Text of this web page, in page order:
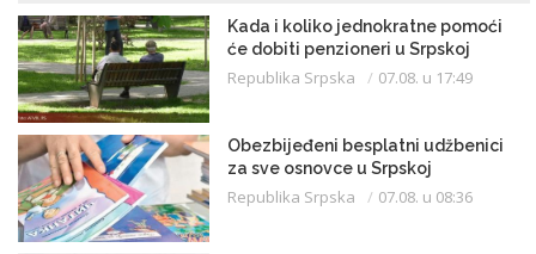
Kada i koliko jednokratne pomoći
će dobiti penzioneri u Srpskoj
Republika Srpska 07.08. u 17:49
Obezbijeđeni besplatni udžbenici
za sve osnovce u Srpskoj
Republika Srpska 07.08. u 08:36